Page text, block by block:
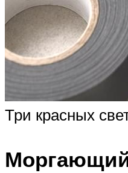
Три красных